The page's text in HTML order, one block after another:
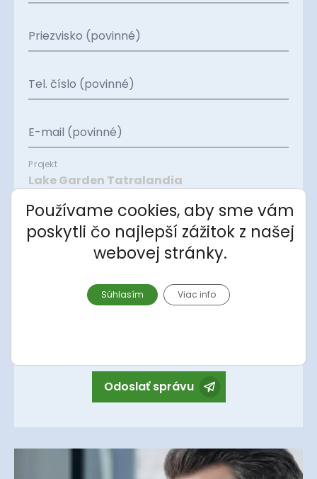
Priezvisko (povinné)
Tel. číslo (povinné)
E-mail (povinné)
Projekt
Apartmán
Odoslať správu
Používame cookies, aby sme vám
poskytli čo najlepší zážitok z našej
webovej stránky.
Súhlasím Viac info